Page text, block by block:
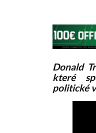
Donald
které
politické